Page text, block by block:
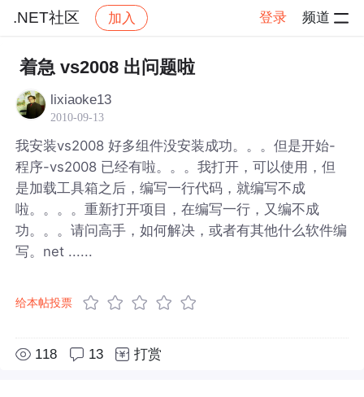
.NET社区 加入 登录 频道
社区 .NET社区 帖子详情
着急 vs2008 出问题啦
lixiaoke13
2010-09-13
我安装vs2008 好多组件没安装成功。。。但是开始-
程序-vs2008 已经有啦。。。我打开，可以使用，但
是加载工具箱之后，编写一行代码，就编写不成
啦。。。。重新打开项目，在编写一行，又编不成
功。。。请问高手，如何解决，或者有其他什么软件编
写。net ......
给本帖投票
118 13 打赏